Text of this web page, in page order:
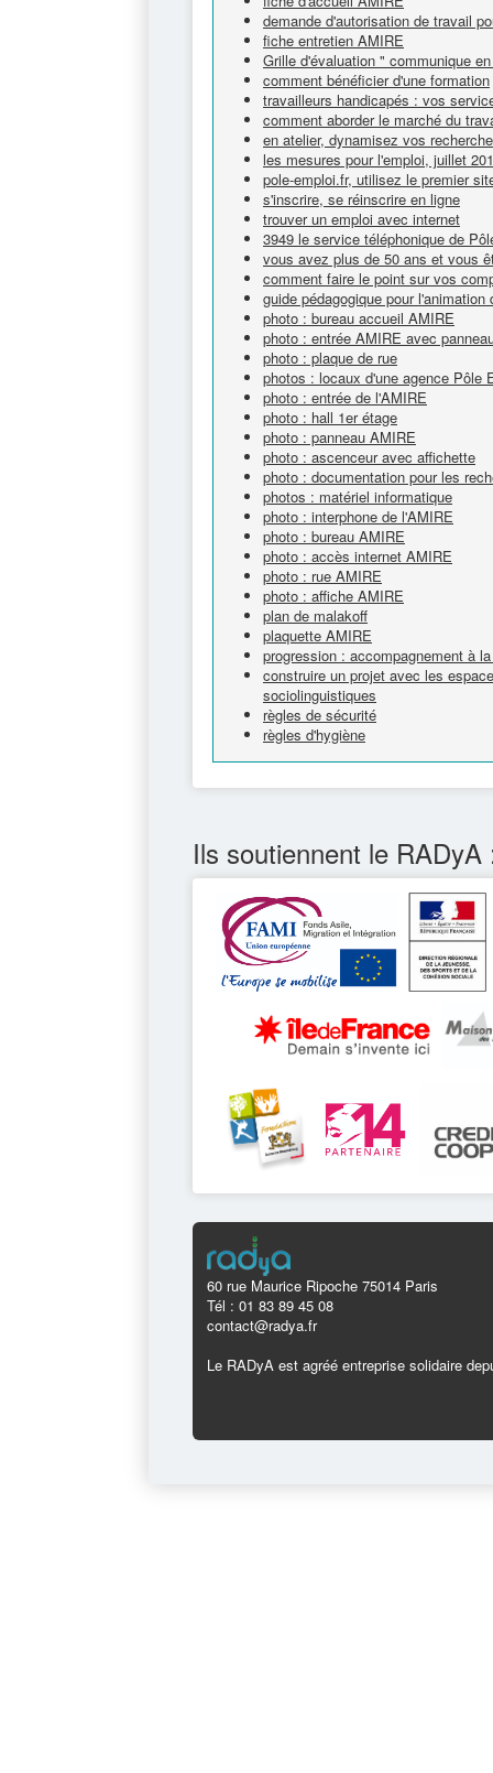
demande d'autorisation de travail
fiche entretien AMIRE
Grille d'évaluation " communique
comment bénéficier d'une formation
travailleurs handicapés : vos
comment aborder le marché du
en atelier, dynamisez vos
les mesures pour l'emploi, juillet
pole-emploi.fr, utilisez le premier
s'inscrire, se réinscrire en ligne
trouver un emploi avec internet
3949 le service téléphonique de
vous avez plus de 50 ans et vous
comment faire le point sur vos
guide pédagogique pour
photo : bureau accueil AMIRE
photo : entrée AMIRE avec
photo : plaque de rue
photos : locaux d'une agence Pôle
photo : entrée de l'AMIRE
photo : hall 1er étage
photo : panneau AMIRE
photo : ascenceur avec affichette
photo : documentation pour les
photos : matériel informatique
photo : interphone de l'AMIRE
photo : bureau AMIRE
photo : accès internet AMIRE
photo : rue AMIRE
photo : affiche AMIRE
plan de malakoff
plaquette AMIRE
progression : accompagnement à
construire un projet avec les
sociolinguistiques
règles de sécurité
règles d'hygiène
Ils soutiennent le RADyA
60 rue Maurice Ripoche 75014 Paris
Tél : 01 83 89 45 08
contact@radya.fr
Le RADyA est agréé entreprise solidaire